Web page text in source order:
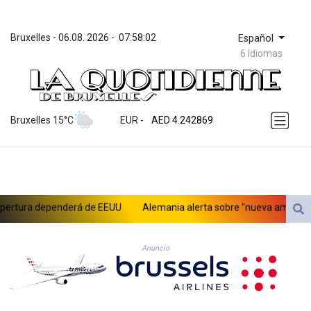
Bruxelles - 06.08. 2026 - 07:58:02 Español
6 Idiomas
Bruxelles 15°C EUR -
ZWL 372.008603
AED 4.242869
AFN 76.250342
ARS 1728.626236
AUD 1.637747
AZN 1.95442
BBD 2.323451
BDT 142.793982
dependerá de EEUU Alemania alerta sobre "nueva amenaza"
Anuncio